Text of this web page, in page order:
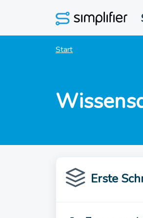
Start
Erste